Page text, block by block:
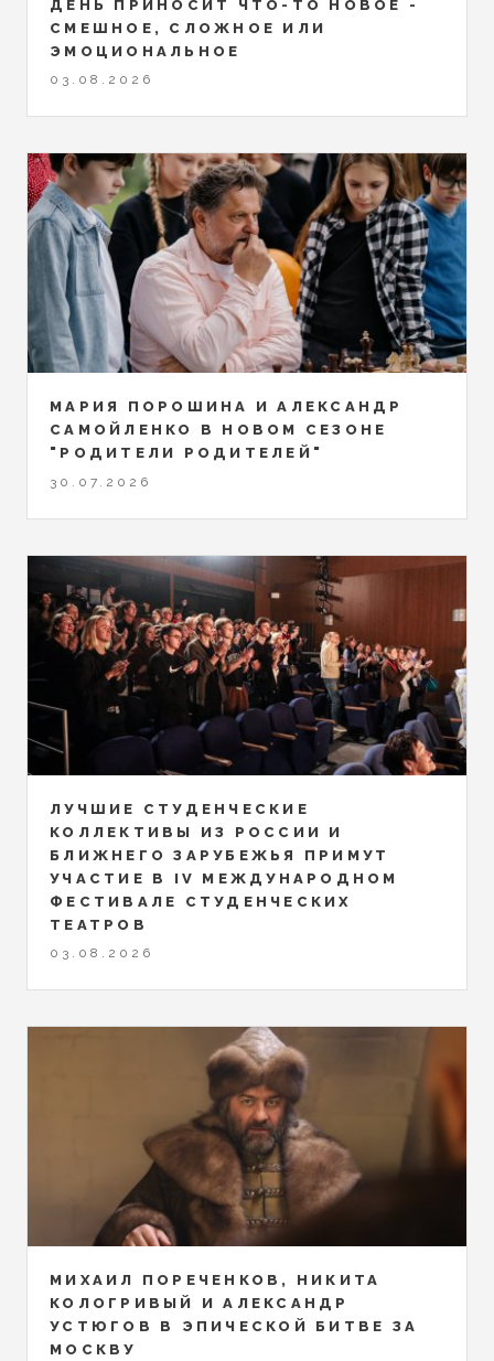
ДЕНЬ ПРИНОСИТ ЧТО-ТО НОВОЕ -
СМЕШНОЕ, СЛОЖНОЕ ИЛИ
ЭМОЦИОНАЛЬНОЕ
03.08.2026
МАРИЯ ПОРОШИНА И АЛЕКСАНДР
САМОЙЛЕНКО В НОВОМ СЕЗОНЕ
"РОДИТЕЛИ РОДИТЕЛЕЙ"
30.07.2026
ЛУЧШИЕ СТУДЕНЧЕСКИЕ
КОЛЛЕКТИВЫ ИЗ РОССИИ И
БЛИЖНЕГО ЗАРУБЕЖЬЯ ПРИМУТ
УЧАСТИЕ В IV МЕЖДУНАРОДНОМ
ФЕСТИВАЛЕ СТУДЕНЧЕСКИХ
ТЕАТРОВ
03.08.2026
МИХАИЛ ПОРЕЧЕНКОВ, НИКИТА
КОЛОГРИВЫЙ И АЛЕКСАНДР
УСТЮГОВ В ЭПИЧЕСКОЙ БИТВЕ ЗА
МОСКВУ